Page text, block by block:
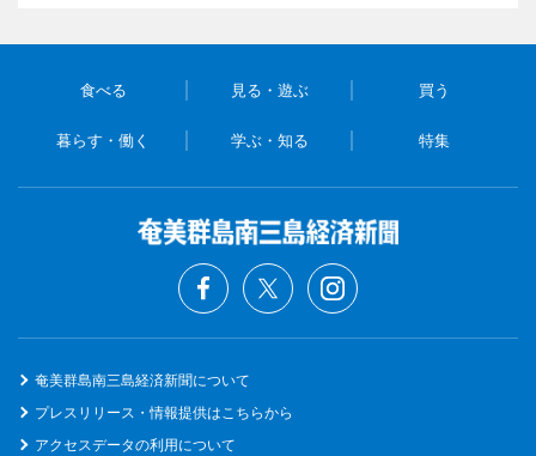
食べる 見る・遊ぶ 買う
暮らす・働く 学ぶ・知る 特集
奄美群島南三島経済新聞について
プレスリリース・情報提供はこちらから
アクセスデータの利用について